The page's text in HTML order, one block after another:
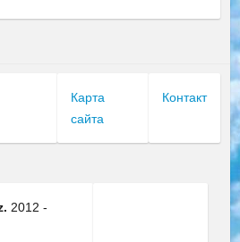
Карта
сайта
Контакт
2012 -